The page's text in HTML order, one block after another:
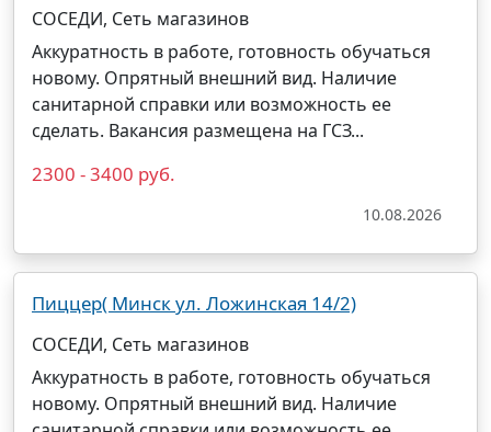
СОСЕДИ, Сеть магазинов
Аккуратность в работе, готовность обучаться
новому. Опрятный внешний вид. Наличие
санитарной справки или возможность ее
сделать. Вакансия размещена на ГСЗ...
2300 - 3400 руб.
10.08.2026
Пиццер( Минск ул. Ложинская 14/2)
СОСЕДИ, Сеть магазинов
Аккуратность в работе, готовность обучаться
новому. Опрятный внешний вид. Наличие